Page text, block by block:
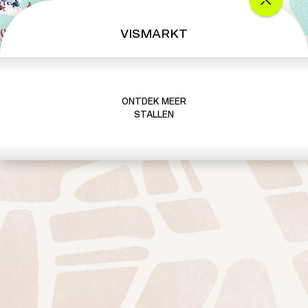
VISMARKT
ONTDEK MEER
STALLEN